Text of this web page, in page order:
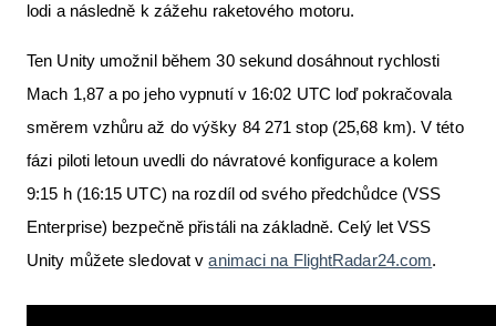
lodi a následně k zážehu raketového motoru.
Ten Unity umožnil během 30 sekund dosáhnout rychlosti
Mach 1,87 a po jeho vypnutí v 16:02 UTC loď pokračovala
směrem vzhůru až do výšky 84 271 stop (25,68 km). V této
fázi piloti letoun uvedli do návratové konfigurace a kolem
9:15 h (16:15 UTC) na rozdíl od svého předchůdce (VSS
Enterprise) bezpečně přistáli na základně. Celý let VSS
Unity můžete sledovat vanimaci na FlightRadar24.com.